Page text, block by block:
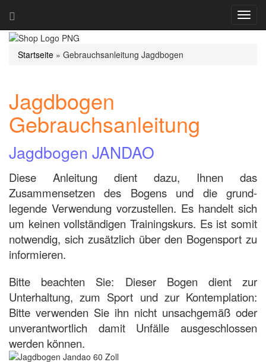
ein-/
Startseite » Gebrauchsanleitung Jagdbogen
Jagdbogen
Gebrauchsanleitung
Jagdbogen JANDAO
Diese Anleitung dient dazu, Ihnen das
Zusammensetzen des Bogens und die grund­
legende Verwendung vorzustellen. Es handelt sich
um keinen vollständigen Trai­nings­kurs. Es ist somit
notwendig, sich zusätzlich über den Bogensport zu
informieren.
Bitte beachten Sie: Dieser Bogen dient zur
Unterhaltung, zum Sport und zur Kontem­plation:
Bitte verwenden Sie ihn nicht unsachgemäß oder
unverantwortlich damit Unfälle ausgeschlossen
werden können.